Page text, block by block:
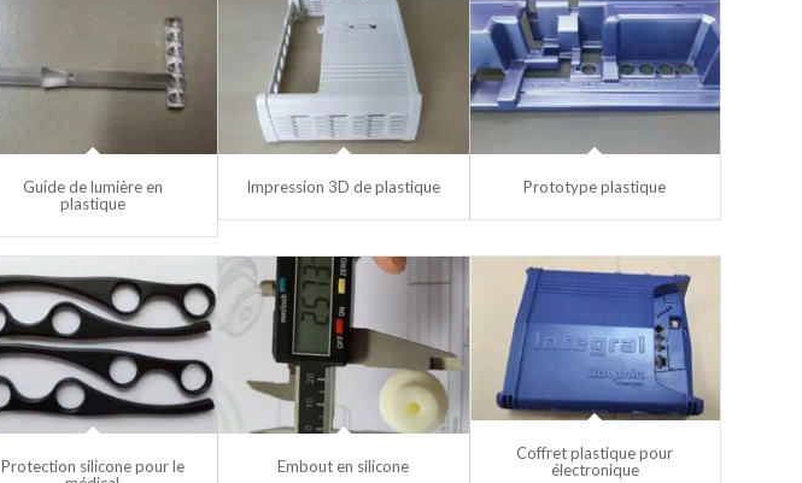
Guide de lumière en
plastique
Impression 3D de plastique Prototype plastique
Protection silicone pour le
Embout en silicone
Coffret plastique pour
électronique